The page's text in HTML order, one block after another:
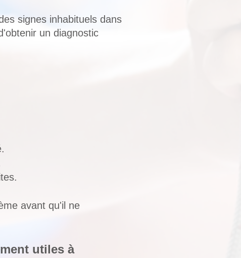
signes inhabituels dans
un diagnostic
avant qu'il ne
utiles à